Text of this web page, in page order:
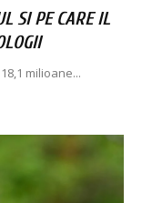
SI PE CARE IL
milioane...